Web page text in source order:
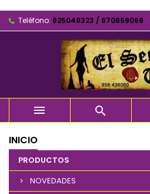
Teléfono: 625048323 / 670859068
 
INICIO
PRODUCTOS
NOVEDADES